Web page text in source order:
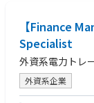
・立場に関係なく
方
・壮大なビジョン
・徹底したコンプ
【Finance
Specialist
外資系電力トレ
外資系企業